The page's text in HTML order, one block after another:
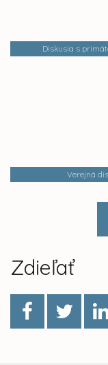
Diskusia s
Verejná
Zdieľať